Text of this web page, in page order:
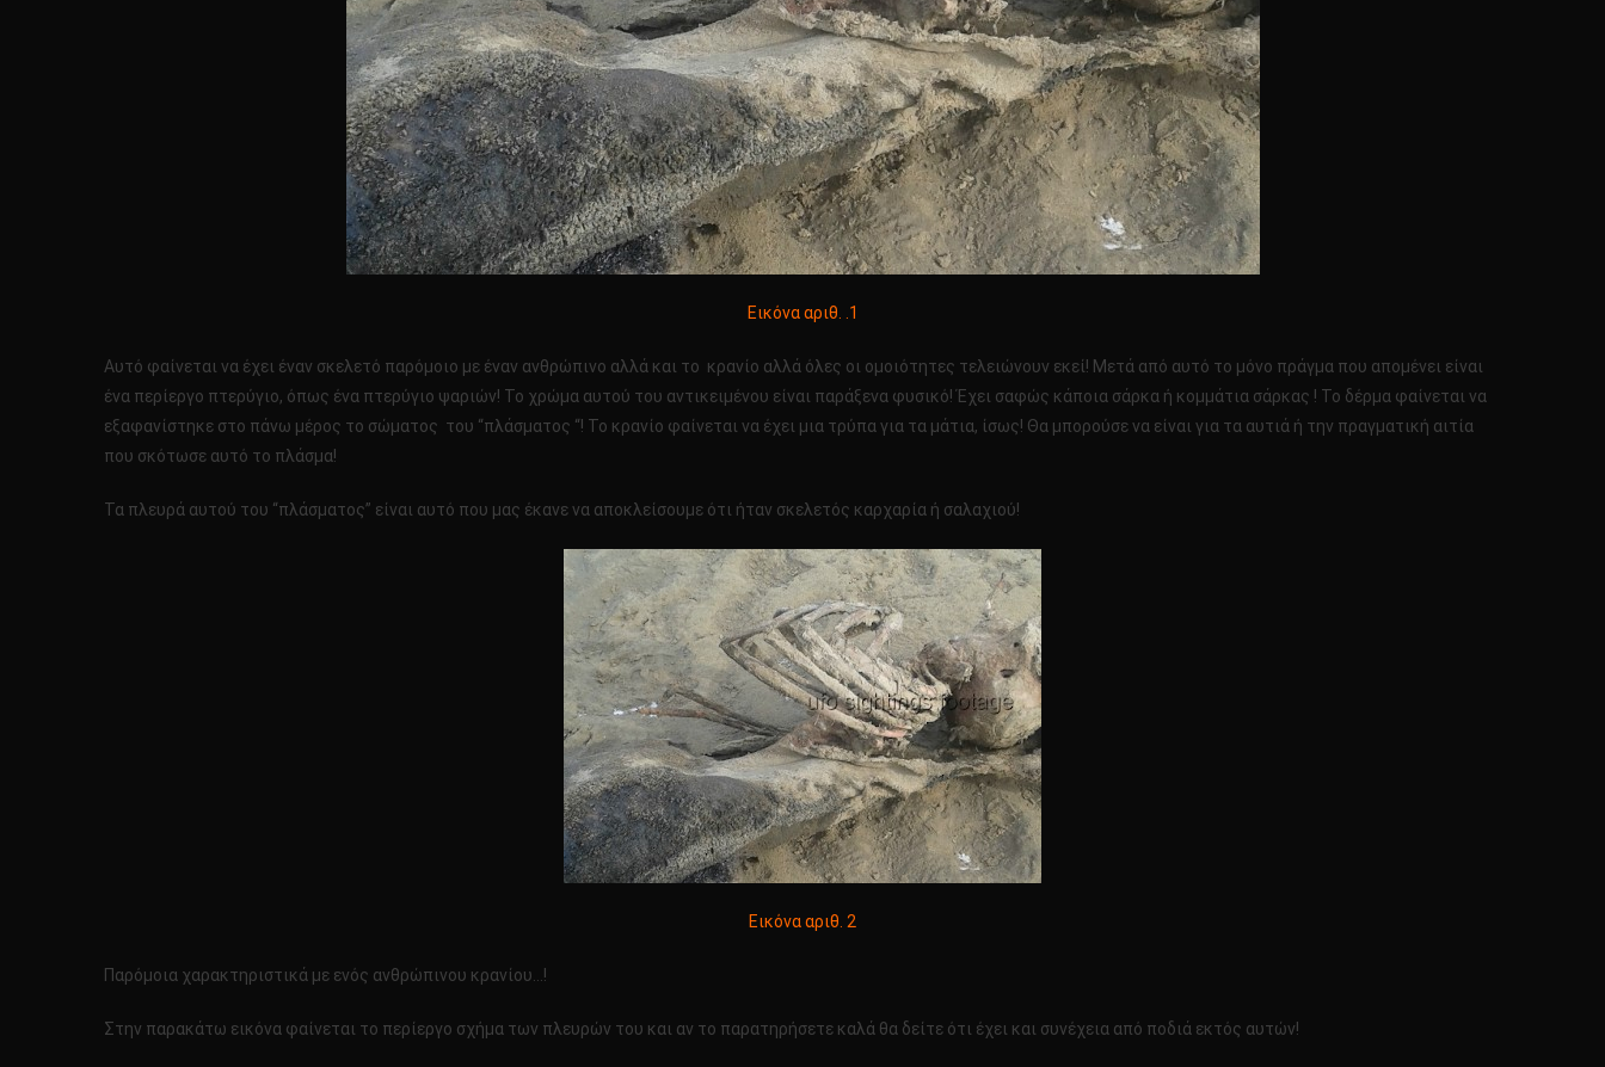
Εικόνα αριθ. .1
Αυτό φαίνεται να έχει έναν σκελετό παρόμοιο με έναν ανθρώπινο αλλά και το κρανίο αλλά όλες οι ομοιότητες τελειώνουν εκεί! Μετά από αυτό το μόνο πράγμα που απομένει είναι
ένα περίεργο πτερύγιο, όπως ένα πτερύγιο ψαριών! Το χρώμα αυτού του αντικειμένου είναι παράξενα φυσικό! Έχει σαφώς κάποια σάρκα ή κομμάτια σάρκας ! Το δέρμα φαίνεται να
εξαφανίστηκε στο πάνω μέρος το σώματος του “πλάσματος “! Το κρανίο φαίνεται να έχει μια τρύπα για τα μάτια, ίσως! Θα μπορούσε να είναι για τα αυτιά ή την πραγματική αιτία
που σκότωσε αυτό το πλάσμα!
Τα πλευρά αυτού του “πλάσματος” είναι αυτό που μας έκανε να αποκλείσουμε ότι ήταν σκελετός καρχαρία ή σαλαχιού!
Εικόνα αριθ. 2
Παρόμοια χαρακτηριστικά με ενός ανθρώπινου κρανίου…!
Στην παρακάτω εικόνα φαίνεται το περίεργο σχήμα των πλευρών του και αν το παρατηρήσετε καλά θα δείτε ότι έχει και συνέχεια από ποδιά εκτός αυτών!